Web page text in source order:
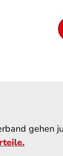
gehen